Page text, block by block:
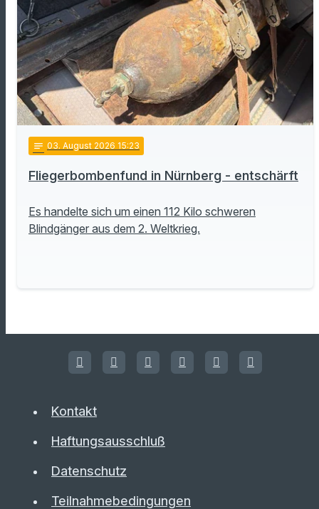
notes 03. August 2026 15:23
Fliegerbombenfund in Nürnberg - entschärft
Es handelte sich um einen 112 Kilo schweren
Blindgänger aus dem 2. Weltkrieg.
Kontakt
Haftungsausschluß
Datenschutz
Teilnahmebedingungen